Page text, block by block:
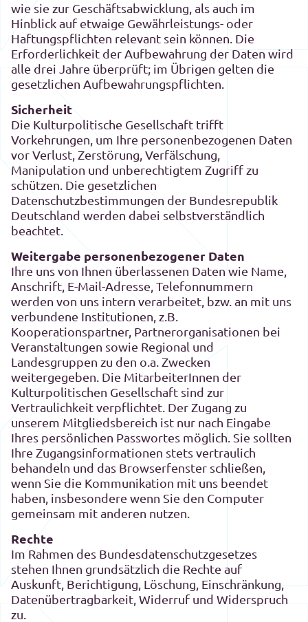
wie sie zur Geschäftsabwicklung, als auch im
Hinblick auf etwaige Gewährleistungs- oder
Haftungspflichten relevant sein können. Die
Erforderlichkeit der Aufbewahrung der Daten wird
alle drei Jahre überprüft; im Übrigen gelten die
gesetzlichen Aufbewahrungspflichten.
Sicherheit
Die Kulturpolitische Gesellschaft trifft
Vorkehrungen, um Ihre personenbezogenen Daten
vor Verlust, Zerstörung, Verfälschung,
Manipulation und unberechtigtem Zugriff zu
schützen. Die gesetzlichen
Datenschutzbestimmungen der Bundesrepublik
Deutschland werden dabei selbstverständlich
beachtet.
Weitergabe personenbezogener Daten
Ihre uns von Ihnen überlassenen Daten wie Name,
Anschrift, E-Mail-Adresse, Telefonnummern
werden von uns intern verarbeitet, bzw. an mit uns
verbundene Institutionen, z.B.
Kooperationspartner, Partnerorganisationen bei
Veranstaltungen sowie Regional und
Landesgruppen zu den o.a. Zwecken
weitergegeben. Die MitarbeiterInnen der
Kulturpolitischen Gesellschaft sind zur
Vertraulichkeit verpflichtet. Der Zugang zu
unserem Mitgliedsbereich ist nur nach Eingabe
Ihres persönlichen Passwortes möglich. Sie sollten
Ihre Zugangsinformationen stets vertraulich
behandeln und das Browserfenster schließen,
wenn Sie die Kommunikation mit uns beendet
haben, insbesondere wenn Sie den Computer
gemeinsam mit anderen nutzen.
Rechte
Im Rahmen des Bundesdatenschutzgesetzes
stehen Ihnen grundsätzlich die Rechte auf
Auskunft, Berichtigung, Löschung, Einschränkung,
Datenübertragbarkeit, Widerruf und Widerspruch
zu.